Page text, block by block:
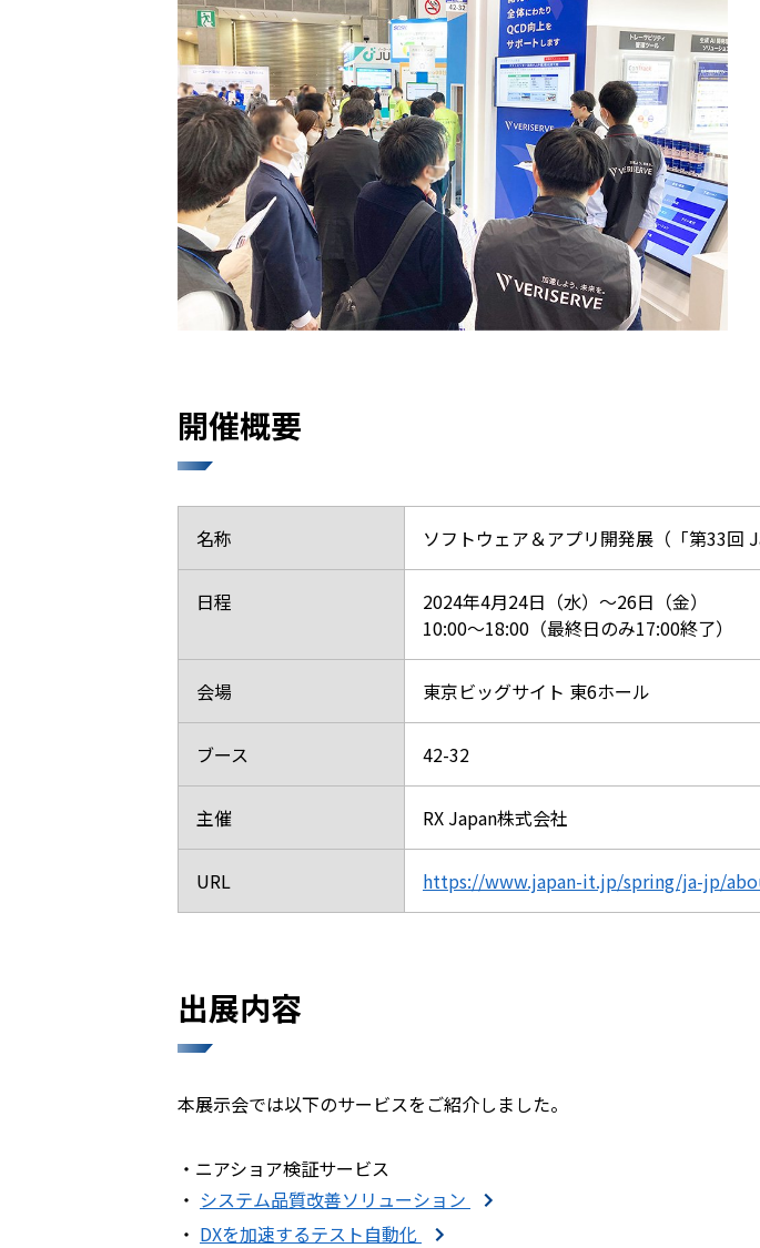
開催概要
名称 ソフトウェア＆アプリ開発展（「第33回
日程
2024年4月24日（水）～26日（金）
10:00～18:00（最終日のみ17:00終了）
会場 東京ビッグサイト 東6ホール
ブース 42-32
主催 RX Japan株式会社
URL https://www.japan-it.jp/spring/ja-jp/
出展内容
本展示会では以下のサービスをご紹介しました。
・ニアショア検証サービス
・ システム品質改善ソリューション
・ DXを加速するテスト自動化